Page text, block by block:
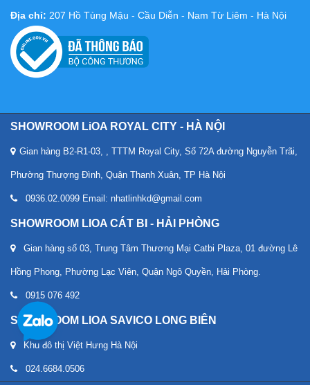
Địa chỉ: 207 Hồ Tùng Mậu - Cầu Diễn - Nam Từ Liêm - Hà Nội
SHOWROOM LiOA ROYAL CITY - HÀ NỘI
Gian hàng B2-R1-03, , TTTM Royal City, Số 72A đường Nguyễn Trãi,
Phường Thượng Đình, Quận Thanh Xuân, TP Hà Nội
0936.02.0099 Email: nhatlinhkd@gmail.com
SHOWROOM LIOA CÁT BI - HẢI PHÒNG
Gian hàng số 03, Trung Tâm Thương Mại Catbi Plaza, 01 đường Lê
Hồng Phong, Phường Lạc Viên, Quận Ngô Quyền, Hải Phòng.
0915 076 492
SHOWROOM LIOA SAVICO LONG BIÊN
Khu đô thị Việt Hưng Hà Nội
024.6684.0506